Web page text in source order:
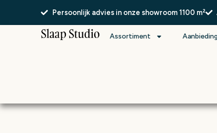
Persoonlijk advies in onze showroom 1100 m²
Assortiment